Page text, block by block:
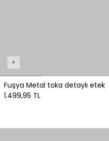
+
Fuşya Metal toka detaylı etek
1.499,95 TL